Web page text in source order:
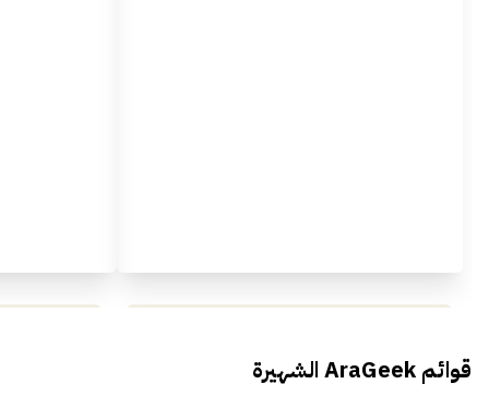
Everything Egypt
قوائم AraGeek الشهيرة